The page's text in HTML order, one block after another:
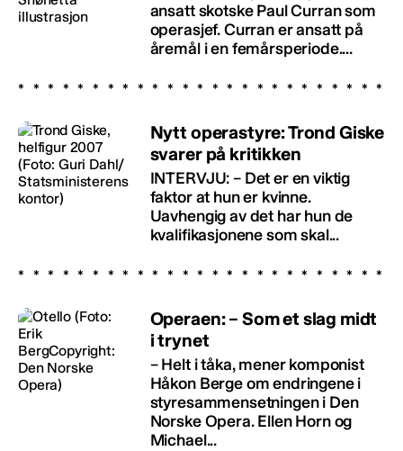
ansatt skotske Paul Curran som
operasjef. Curran er ansatt på
åremål i en femårsperiode....
Nytt operastyre: Trond Giske
svarer på kritikken
INTERVJU: – Det er en viktig
faktor at hun er kvinne.
Uavhengig av det har hun de
kvalifikasjonene som skal...
Operaen: – Som et slag midt
i trynet
– Helt i tåka, mener komponist
Håkon Berge om endringene i
styresammensetningen i Den
Norske Opera. Ellen Horn og
Michael...